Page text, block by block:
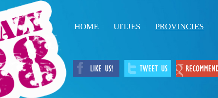
HOME UITJES PROVINCIES